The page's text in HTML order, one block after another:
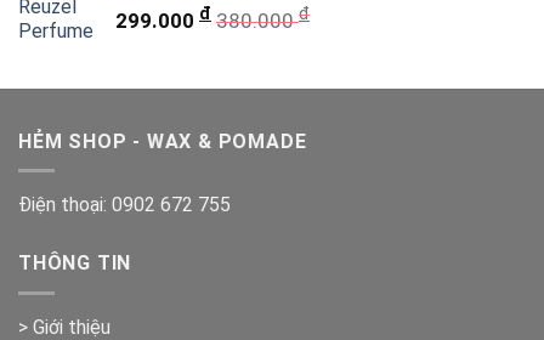
299.000 đ 380.000đ
HẺM SHOP - WAX & POMADE
Điện thoại: 0902 672 755
THÔNG TIN
> Giới thiệu